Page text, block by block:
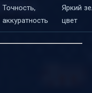
Точность,
аккуратность
Яркий
цвет